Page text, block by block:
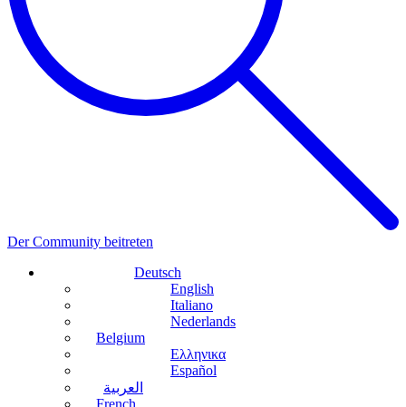
Der Community beitreten
Deutsch
English
Italiano
Nederlands
Belgium
Ελληνικα
Español
العربية
French